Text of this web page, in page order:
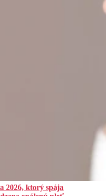
2026, ktorý spája